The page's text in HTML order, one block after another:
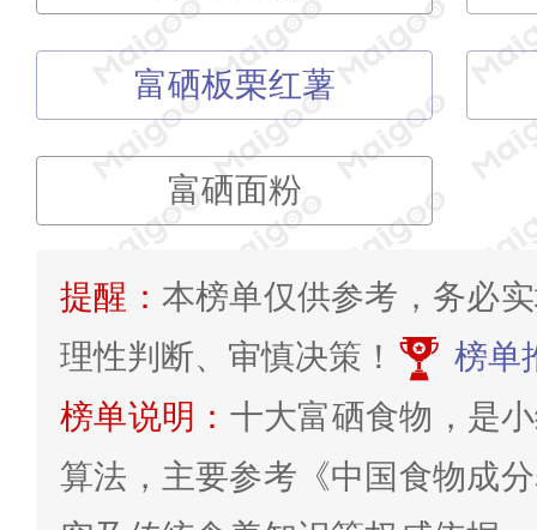
富硒板栗红薯
富硒面粉
提醒： 本榜单仅供参考，务必
理性判断、审慎决策！
榜单
榜单说明： 十大富硒食物，是
算法，主要参考《中国食物成